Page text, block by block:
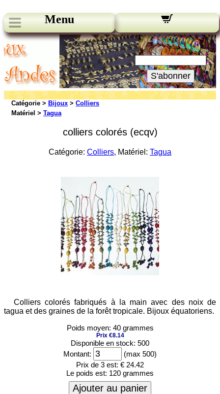
Menu
Nos bulletins:
Votre Email:
S'abonner
Catégorie > Bijoux > Colliers
Matériel > Tagua
colliers colorés (ecqv)
Catégorie: Colliers, Matériel: Tagua
Colliers colorés fabriqués à la main avec des noix de
tagua et des graines de la forêt tropicale. Bijoux équatoriens.
Poids moyen: 40 grammes
Prix €8.14
Disponible en stock: 500
Montant:
(max 500)
Prix de 3 est: € 24.42
Le poids est: 120 grammes
Ajouter au panier